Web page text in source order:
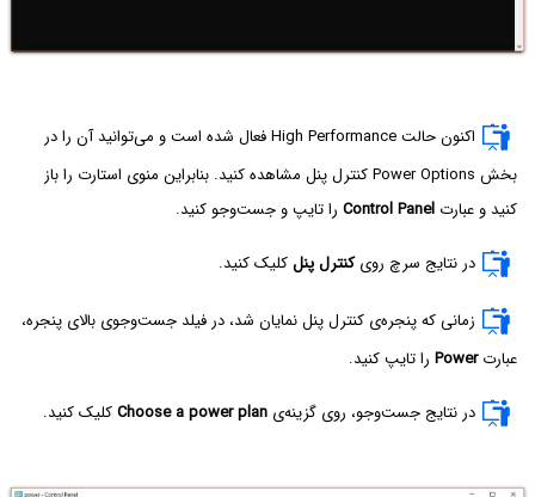
اکنون حالت High Performance فعال شده است و می‌توانید آن را در
بخش Power Options کنترل پنل مشاهده کنید. بنابراین منوی استارت را باز
کنید و عبارت
را تایپ و جست‌وجو کنید.
در نتایج سرچ رویکنترل پنلکلیک کنید.
زمانی که پنجره‌ی کنترل پنل نمایان شد، در فیلد جست‌وجوی بالای پنجره،
عبارتPower را تایپ کنید.
در نتایج جست‌وجو، روی گزینه‌ی Choose a power planکلیک کنید.